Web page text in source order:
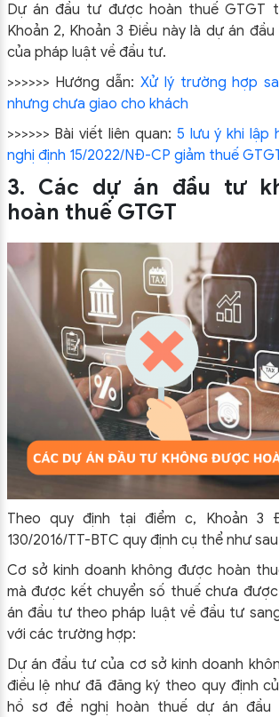
Dự án đầu tư được hoàn thuế GTGT
Khoản 2, Khoản 3 Điều này là dự án
của pháp luật về đầu tư.
>>>>>> Hướng dẫn: Xử lý trường hợp
nhưng chưa giao cho khách
>>>>>> Bài viết liên quan: 5 lưu ý khi lập
nghị định 15/2022/NĐ-CP giảm thuế
3. Các dự án đầu tư
hoàn thuế GTGT
Theo quy định tại điểm c, Khoản 3
130/2016/TT-BTC quy định cụ thể như
Cơ sở kinh doanh không được hoàn
mà được kết chuyển số thuế chưa
án đầu tư theo pháp luật về đầu tư
với các trường hợp:
Dự án đầu tư của cơ sở kinh doanh
điều lệ như đã đăng ký theo quy định
hồ sơ đề nghị hoàn thuế dự án